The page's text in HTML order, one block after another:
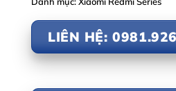
LIÊN HỆ: